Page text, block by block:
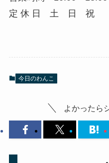
定 休 日 土 日 祝
今日のわんこ
よかったら